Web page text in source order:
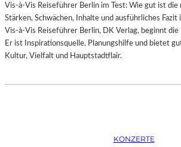
M
B
U
R
O
C
H
E
N
P
Vis-à-Vis Reiseführer Berlin im Test: Wie gut ist die
Stärken, Schwächen, Inhalte und ausführliches
Vis-à-Vis Reiseführer Berlin, DK Verlag, beginnt die
Er ist Inspirationsquelle, Planungshilfe und bietet
Kultur, Vielfalt und Hauptstadtflair.
KONZERTE